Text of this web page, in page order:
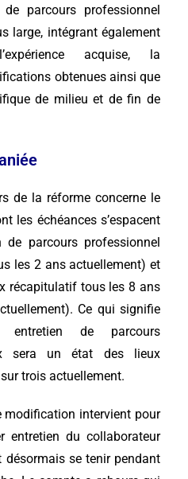
de parcours professionnel
large, intégrant également
acquise, la
obtenues ainsi que
de milieu et de fin de
de la réforme concerne le
les échéances s’espacent
parcours professionnel
les 2 ans actuellement) et
récapitulatif tous les 8 ans
Ce qui signifie
entretien de parcours
sera un état des lieux
trois actuellement.
modification intervient pour
entretien du collaborateur
désormais se tenir pendant